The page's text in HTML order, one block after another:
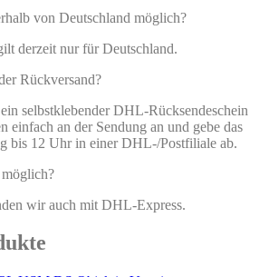
von Deutschland möglich?
derzeit nur für Deutschland.
Rückversand?
selbstklebender DHL-Rücksendeschein
einfach an der Sendung an und gebe das
bis 12 Uhr in einer DHL-/Postfiliale ab.
wir auch mit DHL-Express.